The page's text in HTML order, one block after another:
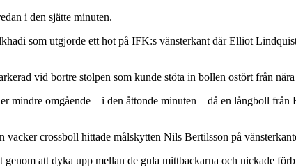
i den sjätte minuten.
som utgjorde ett hot på IFK:s vänsterkant där Elliot
vid bortre stolpen som kunde stöta in bollen ostört från
mindre omgående – i den åttonde minuten – då en långboll
crossboll hittade målskytten Nils Bertilsson på
att dyka upp mellan de gula mittbackarna och nickade